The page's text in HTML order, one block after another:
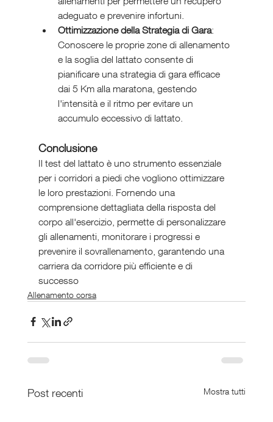
adeguato e prevenire infortuni.
Ottimizzazione della Strategia di Gara:
Conoscere le proprie zone di allenamento
e la soglia del lattato consente di
pianificare una strategia di gara efficace
dai 5 Km alla maratona, gestendo
l'intensità e il ritmo per evitare un
accumulo eccessivo di lattato.
Conclusione
Il test del lattato è uno strumento essenziale
per i corridori a piedi che vogliono ottimizzare
le loro prestazioni. Fornendo una
comprensione dettagliata della risposta del
corpo all'esercizio, permette di personalizzare
gli allenamenti, monitorare i progressi e
prevenire il sovrallenamento, garantendo una
carriera da corridore più efficiente e di
successo
Allenamento corsa
Post recenti Mostra tutti